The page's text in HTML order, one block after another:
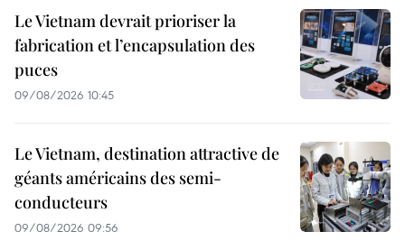
Le Vietnam devrait prioriser la
fabrication et l’encapsulation des
puces
09/08/2026 10:45
Le Vietnam, destination attractive de
géants américains des semi-
conducteurs
09/08/2026 09:56